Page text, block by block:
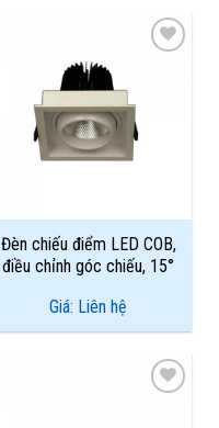
Đèn chiếu điểm LED COB,
điều chỉnh góc chiếu, 15°
Giá: Liên hệ